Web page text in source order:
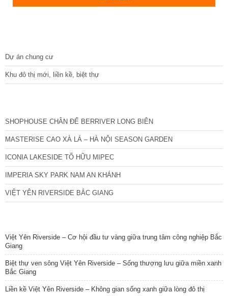
Dự án chung cư
Khu đô thị mới, liền kề, biệt thự
SHOPHOUSE CHÂN ĐẾ BERRIVER LONG BIÊN
MASTERISE CAO XÀ LÁ – HÀ NỘI SEASON GARDEN
ICONIA LAKESIDE TỐ HỮU MIPEC
IMPERIA SKY PARK NAM AN KHÁNH
VIỆT YÊN RIVERSIDE BẮC GIANG
Việt Yên Riverside – Cơ hội đầu tư vàng giữa trung tâm công nghiệp Bắc
Giang
Biệt thự ven sông Việt Yên Riverside – Sống thượng lưu giữa miền xanh
Bắc Giang
Liền kề Việt Yên Riverside – Không gian sống xanh giữa lòng đô thị